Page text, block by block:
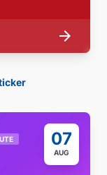
arrow_forward
07
AUG